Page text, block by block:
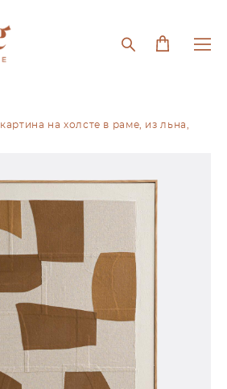
картина на холсте в раме, из льна,